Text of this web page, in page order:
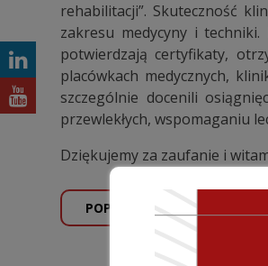
rehabilitacji”. Skuteczność
zakresu medycyny i
potwierdzają certyfikaty,
placówkach medycznych,
szczególnie docenili
przewlekłych, wspomaganiu
Dziękujemy za zaufanie i
POPRZEDNI WPIS